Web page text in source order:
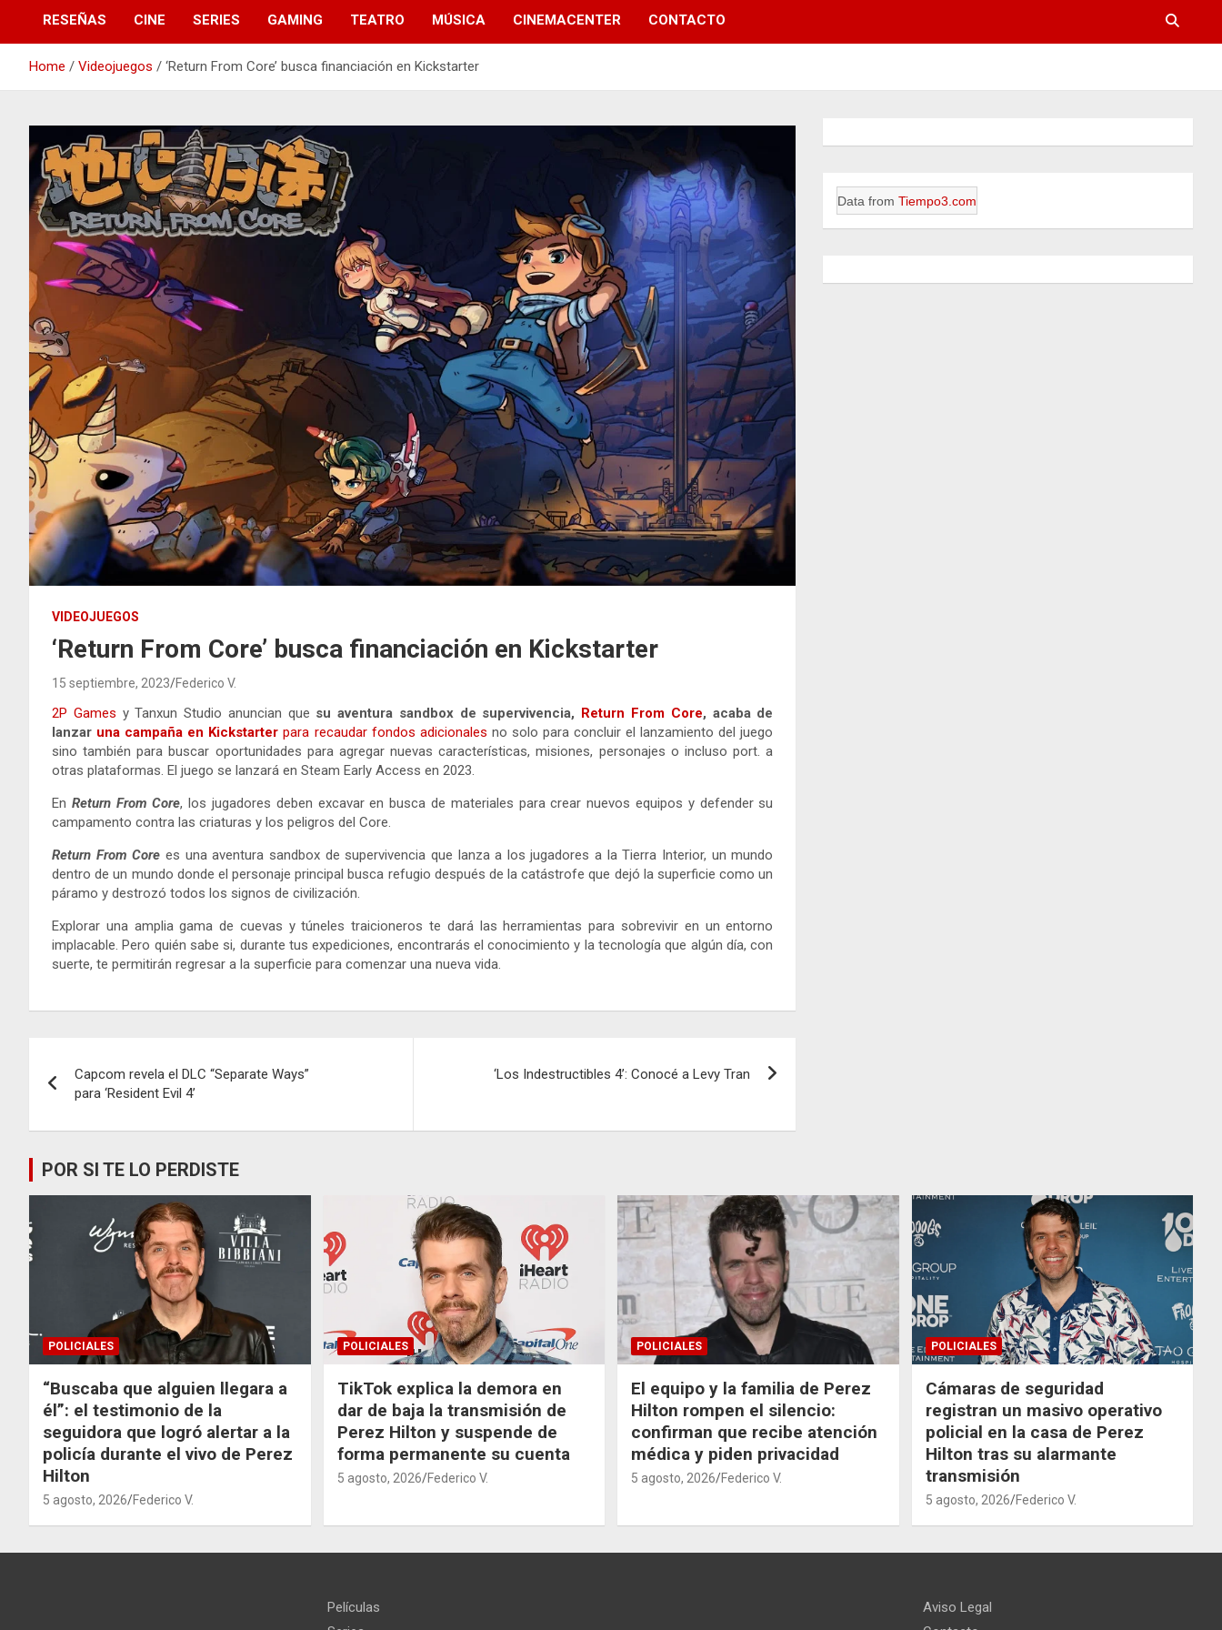
RESEÑAS CINE SERIES GAMING TEATRO MÚSICA CINEMACENTER CONTACTO
Home Videojuegos ‘Return From Core’ busca financiación en Kickstarter
VIDEOJUEGOS
‘Return From Core’ busca financiación en Kickstarter
15 septiembre, 2023 Federico V.
2P Games y Tanxun Studio anuncian que su aventura sandbox de supervivencia, Return From Core, acaba de
lanzar una campaña en Kickstarter para recaudar fondos adicionales no solo para concluir el lanzamiento del juego
sino también para buscar oportunidades para agregar nuevas características, misiones, personajes o incluso port. a
otras plataformas. El juego se lanzará en Steam Early Access en 2023.
En Return From Core, los jugadores deben excavar en busca de materiales para crear nuevos equipos y defender su
campamento contra las criaturas y los peligros del Core.
Return From Core es una aventura sandbox de supervivencia que lanza a los jugadores a la Tierra Interior, un mundo
dentro de un mundo donde el personaje principal busca refugio después de la catástrofe que dejó la superficie como un
páramo y destrozó todos los signos de civilización.
Explorar una amplia gama de cuevas y túneles traicioneros te dará las herramientas para sobrevivir en un entorno
implacable. Pero quién sabe si, durante tus expediciones, encontrarás el conocimiento y la tecnología que algún día, con
suerte, te permitirán regresar a la superficie para comenzar una nueva vida.
de
entradas
Capcom revela el DLC “Separate Ways”
para ‘Resident Evil 4’
‘Los Indestructibles 4’: Conocé a Levy Tran
Data fromTiempo3.com
POR SI TE LO PERDISTE
POLICIALES
“Buscaba que alguien llegara a
él”: el testimonio de la
seguidora que logró alertar a la
policía durante el vivo de Perez
Hilton
5 agosto, 2026 Federico V.
POLICIALES
TikTok explica la demora en
dar de baja la transmisión de
Perez Hilton y suspende de
forma permanente su cuenta
5 agosto, 2026 Federico V.
POLICIALES
El equipo y la familia de Perez
Hilton rompen el silencio:
confirman que recibe atención
médica y piden privacidad
5 agosto, 2026 Federico V.
POLICIALES
Cámaras de seguridad
registran un masivo operativo
policial en la casa de Perez
Hilton tras su alarmante
transmisión
5 agosto, 2026 Federico V.
Películas
Aviso Legal